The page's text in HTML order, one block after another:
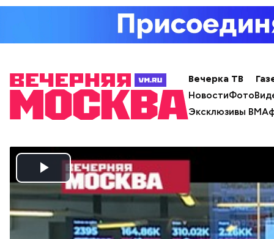
Вечерка ТВ
НовостиФото
Эксклюзивы ВМ
Play
Video